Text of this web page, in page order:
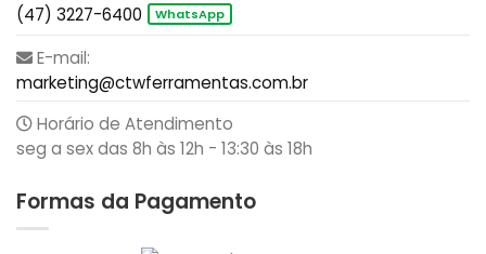
(47) 3227-6400
WhatsApp
E-mail:
marketing@ctwferramentas.com.br
Horário de Atendimento
seg a sex das 8h às 12h - 13:30 às 18h
Formas da Pagamento